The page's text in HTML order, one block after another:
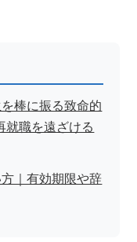
棒に振る致命的
就職を遠ざける
｜有効期限や辞